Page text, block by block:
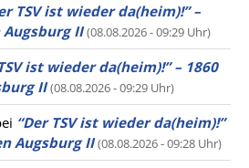
TSV ist wieder da(heim)!” –
Augsburg II (08.08.2026 - 09:29 Uhr)
ist wieder da(heim)!” – 1860
II (08.08.2026 - 09:29 Uhr)
“Der TSV ist wieder da(heim)!”
Augsburg II (08.08.2026 - 09:28 Uhr)